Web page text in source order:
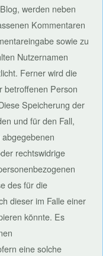
werden neben
Kommentaren
sowie zu
Nutzernamen
Ferner wird die
betroffenen Person
Speicherung der
und für den Fall,
rechtswidrige
des für die
dieser im Falle einer
könnte. Es
eine solche